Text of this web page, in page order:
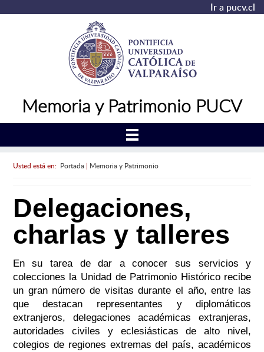
Ir a pucv.cl
Memoria y Patrimonio PUCV
Usted está en: Portada| Memoria y Patrimonio
Delegaciones,
charlas y talleres
En su tarea de dar a conocer sus servicios y
colecciones la Unidad de Patrimonio Histórico recibe
un gran número de visitas durante el año, entre las
que destacan representantes y diplomáticos
extranjeros, delegaciones académicas extranjeras,
autoridades civiles y eclesiásticas de alto nivel,
colegios de regiones extremas del país, académicos